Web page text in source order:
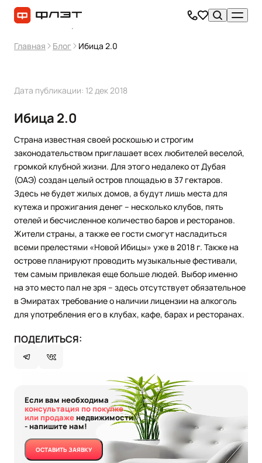
Главная Блог Ибица 2.0
Если вам необходима
консультация по покупке
или продаженедвижимости
- напишите нам!
ОСТАВИТЬ ЗАЯВКУ
Дата публикации: 12 дек 2018
Ибица 2.0
Страна известная своей роскошью и строгим
законодательством приглашает всех любителей веселой,
громкой клубной жизни. Для этого недалеко от Дубая
(ОАЭ) создан целый остров площадью в 37 гектаров.
Здесь не будет жилых домов, а будут лишь места для
кутежа и прожигания денег – несколько клубов, пять
отелей и бесчисленное количество баров и ресторанов.
Жители страны, а также ее гости смогут насладиться
всеми прелестями «Новой Ибицы» уже в 2018 г. Также на
острове планируют проводить музыкальные фестивали,
тем самым привлекая еще больше людей. Выбор именно
на это место пал не зря – здесь отсутствует обязательное
в Эмиратах требование о наличии лицензии на алкоголь
для употребления его в клубах, кафе, барах и ресторанах.
ПОДЕЛИТЬСЯ: